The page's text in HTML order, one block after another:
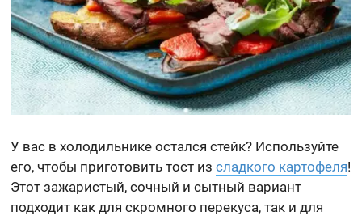
У вас в холодильнике остался стейк? Используйте
его, чтобы приготовить тост изсладкого картофеля!
Этот зажаристый, сочный и сытный вариант
подходит как для скромного перекуса, так и для